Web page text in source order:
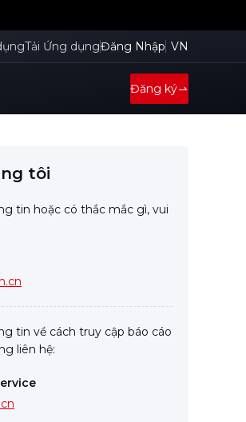
Tải Ứng dụngĐăng Nhập VN
Đăng ký
tôi
tin hoặc có thắc mắc gì, vui
tin về cách truy cập báo cáo
liên hệ: